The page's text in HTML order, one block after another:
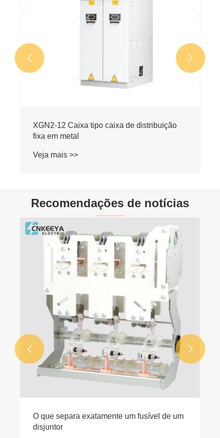
XGN2-12 Caixa tipo caixa de distribuição
fixa em metal
Veja mais >>
 
Recomendações de notícias
O que separa exatamente um fusível de um
disjuntor
 